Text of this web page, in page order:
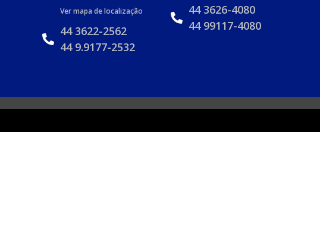
Ver mapa de localização
44 3622-2562
44 9.9177-2532
44 3626-4080
44 99117-4080